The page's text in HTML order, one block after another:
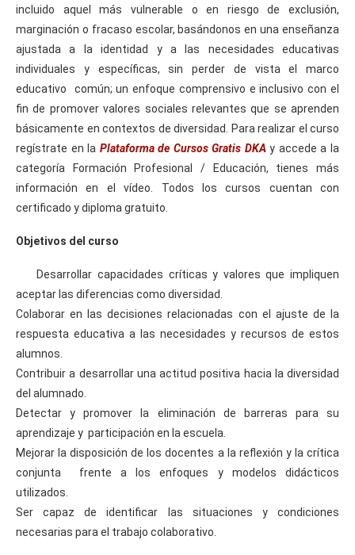
incluido aquel más vulnerable o en riesgo de exclusión,
marginación o fracaso escolar, basándonos en una enseñanza
ajustada a la identidad y a las necesidades educativas
individuales y específicas, sin perder de vista el marco
educativo común; un enfoque comprensivo e inclusivo con el
fin de promover valores sociales relevantes que se aprenden
básicamente en contextos de diversidad. Para realizar el curso
regístrate en la Plataforma de Cursos Gratis DKAy accede a la
categoría Formación Profesional / Educación, tienes más
información en el vídeo. Todos los cursos cuentan con
certificado y diploma gratuito.
Objetivos del curso
Desarrollar capacidades críticas y valores que impliquen
aceptar las diferencias como diversidad.
Colaborar en las decisiones relacionadas con el ajuste de la
respuesta educativa a las necesidades y recursos de estos
alumnos.
Contribuir a desarrollar una actitud positiva hacia la diversidad
del alumnado.
Detectar y promover la eliminación de barreras para su
aprendizaje y participación en la escuela.
Mejorar la disposición de los docentes a la reflexión y la crítica
conjunta frente a los enfoques y modelos didácticos
utilizados.
Ser capaz de identificar las situaciones y condiciones
necesarias para el trabajo colaborativo.